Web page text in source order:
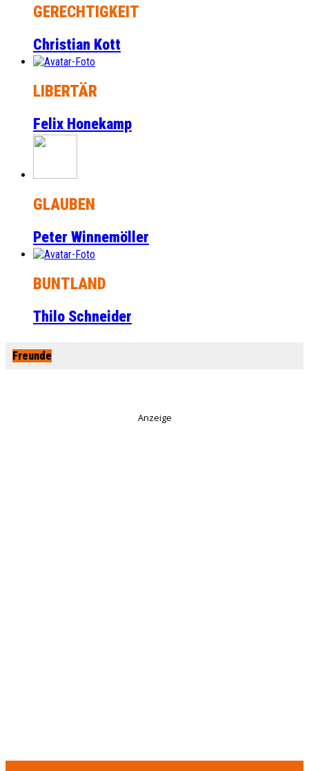
GERECHTIGKEIT
Christian Kott
LIBERTÄR
Felix Honekamp
GLAUBEN
Peter Winnemöller
BUNTLAND
Thilo Schneider
Freunde
Anzeige